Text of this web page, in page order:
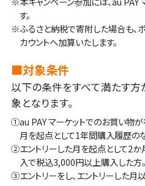
す。
※ふるさと納税で寄附した場合も、ポイントはau PAY マーケットのア
カウントへ加算いたします。
■対象条件
以下の条件をすべて満たす方
象となります。
①au PAY マーケットでのお買い物が初めての方、もしくはエントリー
月を起点として1年間購入履歴の
➁エントリーした月を起点として2か月後末日23:59までに、1回の購
入で税込3,000円以上購入した方。
➂エントリーをし、エントリーした